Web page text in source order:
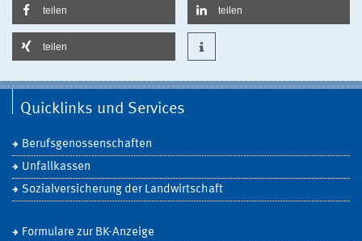
teilen teilen
teilen
Quicklinks und Services
Berufsgenossenschaften
Unfallkassen
Sozialversicherung der Landwirtschaft
Formulare zur BK-Anzeige